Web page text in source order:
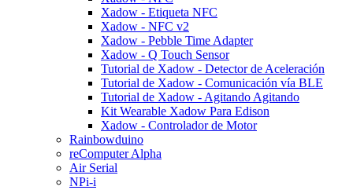
Xadow - Etiqueta NFC
Xadow - NFC v2
Xadow - Pebble Time Adapter
Xadow - Q Touch Sensor
Tutorial de Xadow - Detector de Aceleración
Tutorial de Xadow - Comunicación vía BLE
Tutorial de Xadow - Agitando Agitando
Kit Wearable Xadow Para Edison
Xadow - Controlador de Motor
Rainbowduino
reComputer Alpha
Air Serial
NPi-i